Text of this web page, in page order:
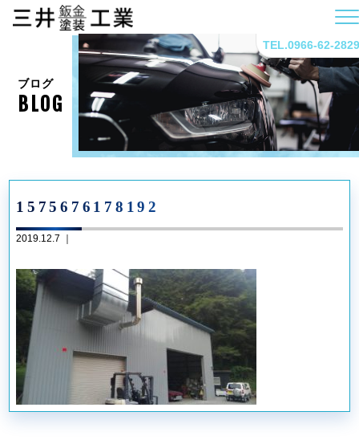
TEL.0966-62-2829
ブログ
BLOG
1575676178192
2019.12.7 ｜